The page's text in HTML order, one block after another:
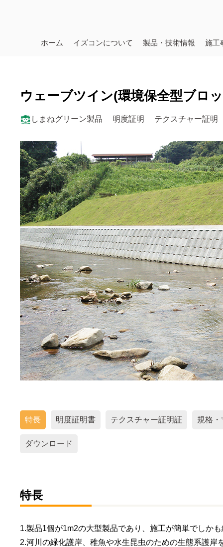
ホーム イズコンについて 製品・技術情報 施工
ウェーブツイン(環境保全型ブロ
しまねグリーン製品 明度証明 テクスチャー証明
特長 明度証明書 テクスチャー証明証 規格・
ダウンロード
特長
1.製品1個が1m2の大型製品であり、施工が簡単でしか
2.河川の緑化護岸、稚魚や水生昆虫のための生態系護岸